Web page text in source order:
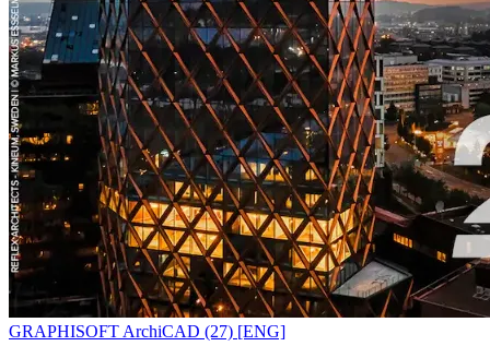
GRAPHISOFT ArchiCAD (27) [ENG]